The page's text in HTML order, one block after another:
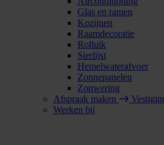
Glas en ramen
Kozijnen
Raamdecoratie
Rolluik
Sierlijst
Hemelwaterafvoer
Zonnepanelen
Zonwering
Afspraak maken
Werken bij